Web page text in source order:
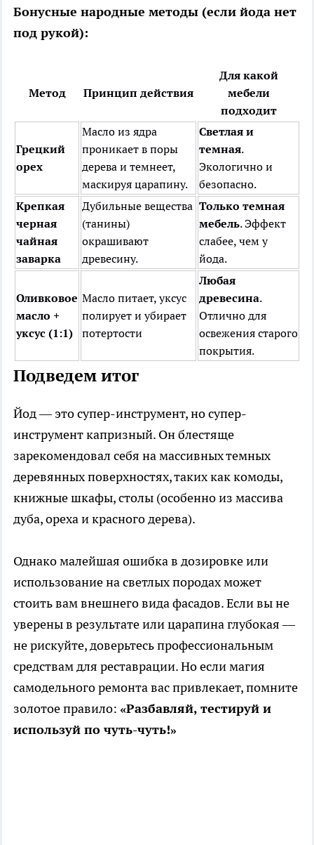
Бонусные народные методы (если йода нет
под рукой):
Метод Принцип действия
Для какой
мебели
подходит
Грецкий
орех
Масло из ядра
проникает в поры
дерева и темнеет,
маскируя царапину.
Светлая и
темная.
Экологично и
безопасно.
Крепкая
черная
чайная
заварка
Дубильные вещества
(танины)
окрашивают
древесину.
Только темная
мебель. Эффект
слабее, чем у
йода.
Оливковое
масло +
уксус (1:1)
Масло питает, уксус
полирует и убирает
потертости
Любая
древесина.
Отлично для
освежения старого
покрытия.
Подведем итог
Йод — это супер-инструмент, но супер-
инструмент капризный. Он блестяще
зарекомендовал себя на массивных темных
деревянных поверхностях, таких как комоды,
книжные шкафы, столы (особенно из массива
дуба, ореха и красного дерева).
Однако малейшая ошибка в дозировке или
использование на светлых породах может
стоить вам внешнего вида фасадов. Если вы не
уверены в результате или царапина глубокая —
не рискуйте, доверьтесь профессиональным
средствам для реставрации. Но если магия
самодельного ремонта вас привлекает, помните
золотое правило: «Разбавляй, тестируй и
используй по чуть-чуть!»